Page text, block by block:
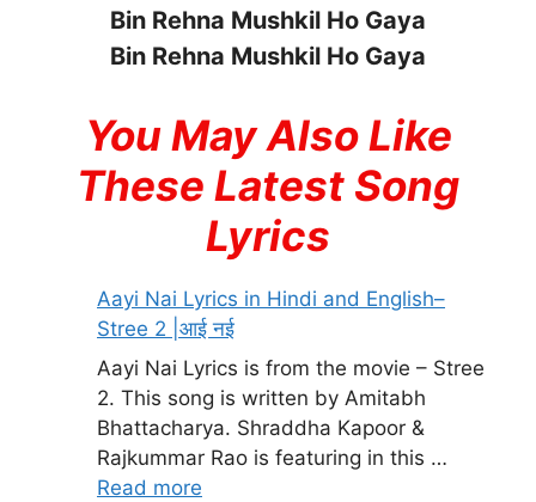
Bin Rehna Mushkil Ho Gaya
Bin Rehna Mushkil Ho Gaya
You May Also Like
These Latest Song
Lyrics
Aayi Nai Lyrics in Hindi and English–
Stree 2 |आई नई
Aayi Nai Lyrics is from the movie – Stree
2. This song is written by Amitabh
Bhattacharya. Shraddha Kapoor &
Rajkummar Rao is featuring in this …
Read more